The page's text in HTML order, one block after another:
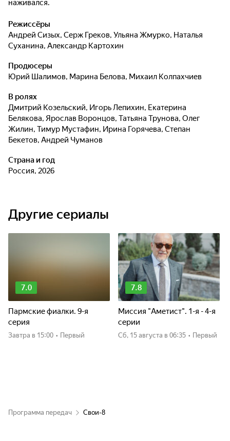
наживался.
Режиссёры
Андрей Сизых, Серж Греков, Ульяна Жмурко, Наталья
Суханина, Александр Картохин
Продюсеры
Юрий Шалимов, Марина Белова, Михаил Колпахчиев
В ролях
Дмитрий Козельский, Игорь Лепихин, Екатерина
Белякова, Ярослав Воронцов, Татьяна Трунова, Олег
Жилин, Тимур Мустафин, Ирина Горячева, Степан
Бекетов, Андрей Чуманов
Страна и год
Россия, 2026
Другие сериалы
7.0
Пармские фиалки. 9-я
серия
Завтра в 15:00 • Первый
7.8
Миссия "Аметист". 1-я - 4-я
серии
сб, 15 августа в 06:35 • Первый
Программа передач Свои-8